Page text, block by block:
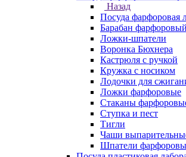
Назад
Посуда фарфоровая
Барабан фарфоровый
Ложки-шпатели
Воронка Бюхнера
Кастрюля с ручкой
Кружка с носиком
Лодочки для
Ложки фарфоровые
Стаканы
Ступка и пест
Тигли
Чаши
Шпатели